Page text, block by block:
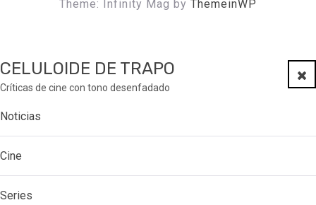
Theme: Infinity Mag by ThemeinWP
CELULOIDE DE TRAPO
Críticas de cine con tono desenfadado
Noticias
Cine
Series